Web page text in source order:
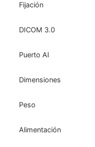
Fijación
DICOM 3.0
Puerto AI
Dimensiones
Peso
Alimentación